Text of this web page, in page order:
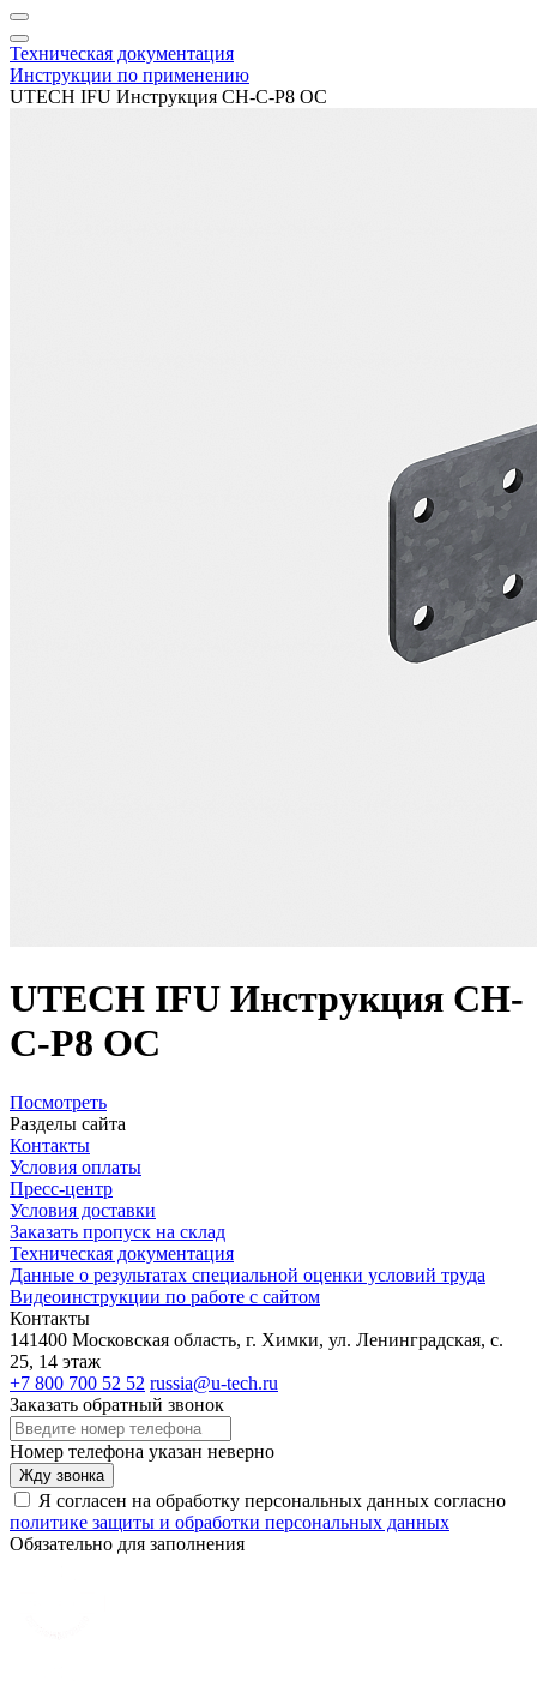
Техническая документация
Инструкции по применению
UTECH IFU Инструкция CH-C-P8 OC
UTECH IFU Инструкция CH-
C-P8 OC
Посмотреть
Разделы сайта
Контакты
Условия оплаты
Пресс-центр
Условия доставки
Заказать пропуск на склад
Техническая документация
Данные о результатах специальной оценки условий труда
Видеоинструкции по работе с сайтом
Контакты
141400 Московская область, г. Химки, ул. Ленинградская, с.
25, 14 этаж
+7 800 700 52 52 russia@u-tech.ru
Заказать обратный звонок
Номер телефона указан неверно
Жду звонка
Я согласен на обработку персональных данных согласно
политике защиты и обработки персональных данных
Обязательно для заполнения